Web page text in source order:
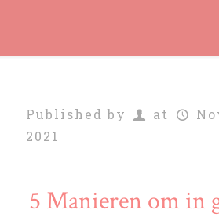
Published by at
2021
5 Manieren om in